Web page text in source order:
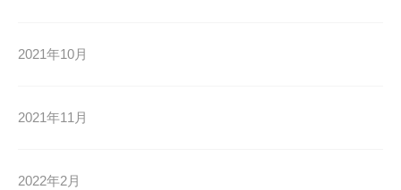
2021年10月
2021年11月
2022年2月